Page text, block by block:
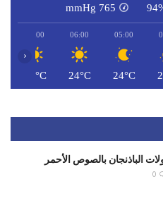
765
mmHg
05:00
24°C
06:00
24°C
07:00
24°C
‹
الباذنجان بالصوص الأحمر
0